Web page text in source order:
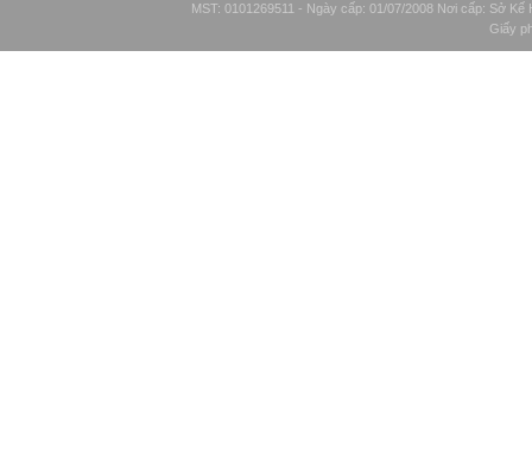
MST: 0101269511 - Ngày cấp: 01/07/2008 Nơi cấp: Sở
Giấy